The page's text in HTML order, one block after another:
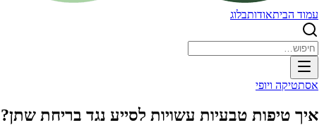
עמוד הביתאודותבלוג
אסתטיקה ויופי
איך טיפות טבעיות עשויות לסייע נגד בריחת שתן?